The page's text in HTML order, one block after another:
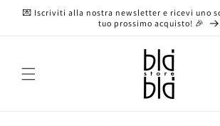
direttamente
💌 Iscriviti alla nostra newsletter e ricevi uno
tuo prossimo acquisto! 🎉